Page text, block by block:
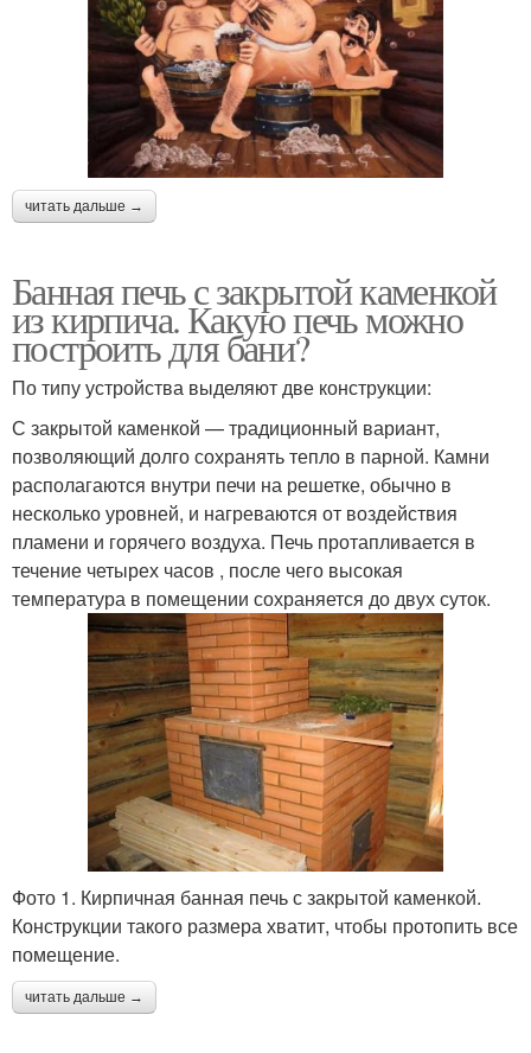
читать дальше →
Банная печь с закрытой каменкой
из кирпича. Какую печь можно
построить для бани?
По типу устройства выделяют две конструкции:
С закрытой каменкой — традиционный вариант,
позволяющий долго сохранять тепло в парной. Камни
располагаются внутри печи на решетке, обычно в
несколько уровней, и нагреваются от воздействия
пламени и горячего воздуха. Печь протапливается в
течение четырех часов , после чего высокая
температура в помещении сохраняется до двух суток.
Фото 1. Кирпичная банная печь с закрытой каменкой.
Конструкции такого размера хватит, чтобы протопить все
помещение.
читать дальше →